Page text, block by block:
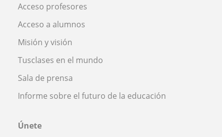
Acceso profesores
Acceso a alumnos
Misión y visión
Tusclases en el mundo
Sala de prensa
Informe sobre el futuro de la educación
Únete